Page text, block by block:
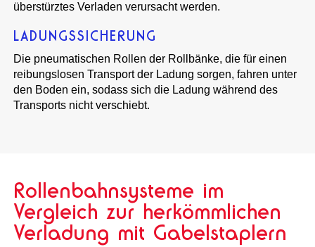
überstürztes Verladen verursacht werden.
LADUNGSSICHERUNG
Die pneumatischen Rollen der Rollbänke, die für einen
reibungslosen Transport der Ladung sorgen, fahren unter
den Boden ein, sodass sich die Ladung während des
Transports nicht verschiebt.
Rollenbahnsysteme im
Vergleich zur herkömmlichen
Verladung mit Gabelstaplern